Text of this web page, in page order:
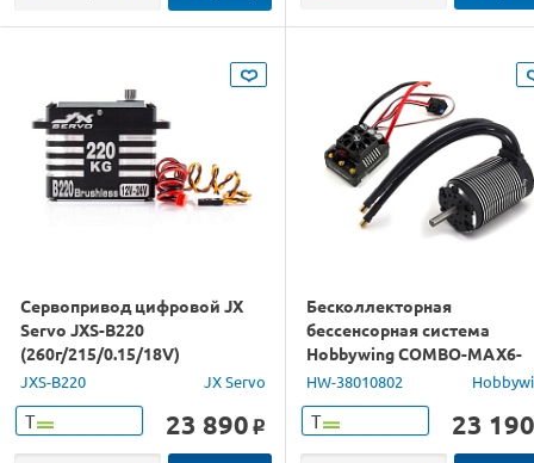
Сервопривод цифровой JX
Servo JXS-B220
(260г/215/0.15/18V)
промышленный
JXS-B220 JX Servo
Т 23 890 o
Бесколлекторная
бессенсорная система
Hobbywing COMBO-MAX6-
5687/1100KV (160A, 1/6)
влагозащита
HW-38010802
Т 23 190